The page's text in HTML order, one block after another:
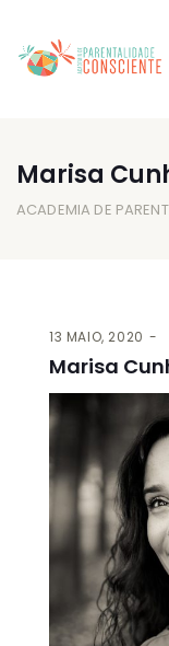
Marisa
ACADEMIA DE
13 MAIO, 2020
Marisa